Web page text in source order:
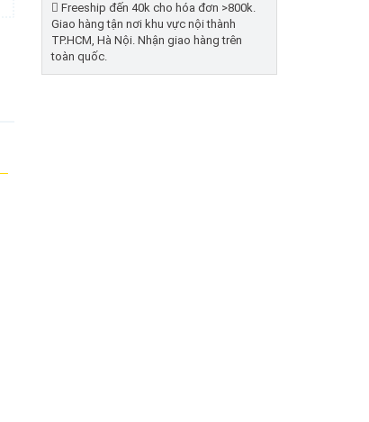
Freeship đến 40k cho hóa đơn >800k.
Giao hàng tận nơi khu vực nội thành
TP.HCM, Hà Nội. Nhận giao hàng trên
toàn quốc.